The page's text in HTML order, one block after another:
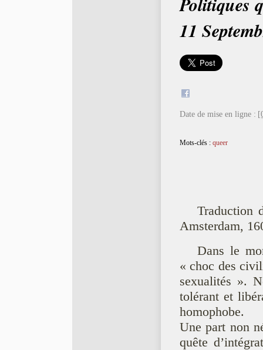
11
Date de mise en ligne :
Mots-clés : queer
Traduction
Amsterdam,
Dans le
« choc des
sexualités ».
tolérant et
homophobe.
Une part non
quête